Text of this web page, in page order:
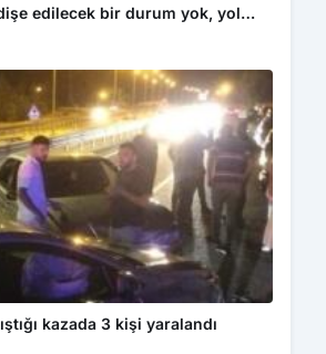
edilecek bir durum yok, yol
kazada 3 kişi yaralandı